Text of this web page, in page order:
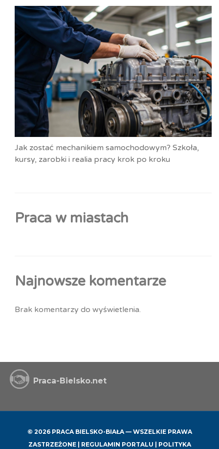
Jak zostać mechanikiem samochodowym? Szkoła,
kursy, zarobki i realia pracy krok po kroku
Praca w miastach
Najnowsze komentarze
Brak komentarzy do wyświetlenia.
Praca-Bielsko.net
© 2026 PRACA BIELSKO-BIAŁA — WSZELKIE PRAWA
ZASTRZEŻONE | REGULAMIN PORTALU POLITYKA